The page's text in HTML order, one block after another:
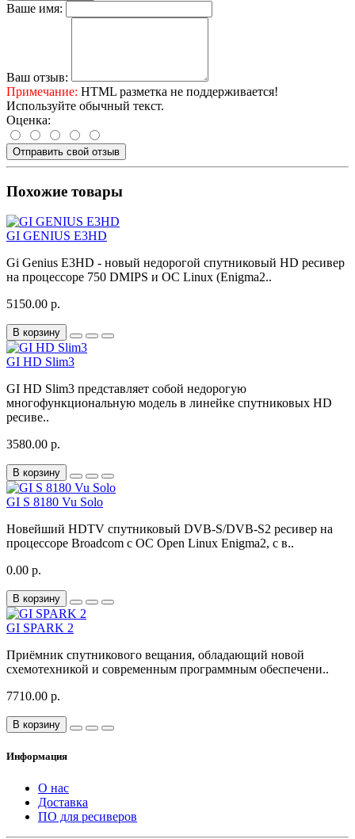
Ваше имя:
Ваш отзыв:
Примечание: HTML разметка не поддерживается!
Используйте обычный текст.
Оценка:
Отправить свой отзыв
Похожие товары
GI GENIUS E3HD
Gi Genius E3HD - новый недорогой спутниковый HD ресивер
на процессоре 750 DMIPS и ОС Linux (Enigma2..
5150.00 р.
В корзину
GI HD Slim3
GI HD Slim3 представляет собой недорогую
многофункциональную модель в линейке спутниковых HD
ресиве..
3580.00 р.
В корзину
GI S 8180 Vu Solo
Новейший HDTV спутниковый DVB-S/DVB-S2 ресивер на
процессоре Broadcom с ОС Open Linux Enigma2, с в..
0.00 р.
В корзину
GI SPARK 2
Приёмник спутникового вещания, обладающий новой
схемотехникой и современным программным обеспечени..
7710.00 р.
В корзину
Информация
О нас
Доставка
ПО для ресиверов